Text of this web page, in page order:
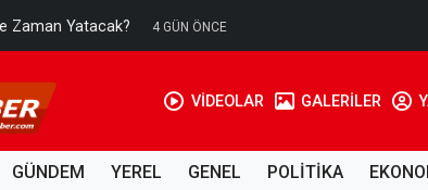
Zaman Yatacak? 4 GÜN ÖNCE
VİDEOLAR GALERİLER
GÜNDEM YEREL GENEL POLİTİKA